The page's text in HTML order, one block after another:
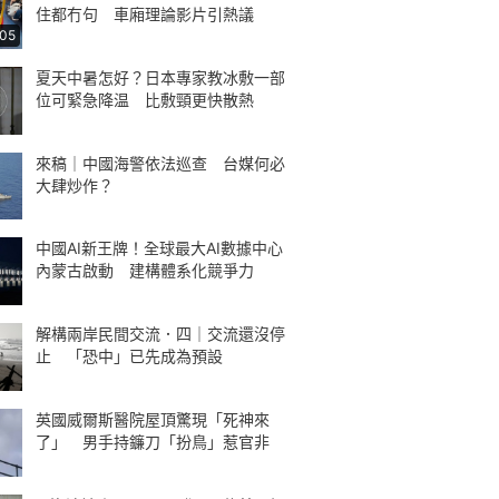
住都冇句 車廂理論影片引熱議
夏天中暑怎好？日本專家教冰敷一部
位可緊急降温 比敷頸更快散熱
來稿｜中國海警依法巡查 台媒何必
大肆炒作？
中國AI新王牌！全球最大AI數據中心
內蒙古啟動 建構體系化競爭力
解構兩岸民間交流．四｜交流還沒停
止 「恐中」已先成為預設
英國威爾斯醫院屋頂驚現「死神來
了」 男手持鐮刀「扮鳥」惹官非